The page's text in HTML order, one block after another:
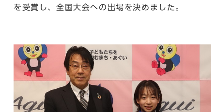
を受賞し、全国大会への出場を決めました。